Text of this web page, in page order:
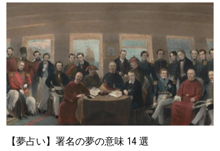
【夢占い】署名の夢の意味 14 選